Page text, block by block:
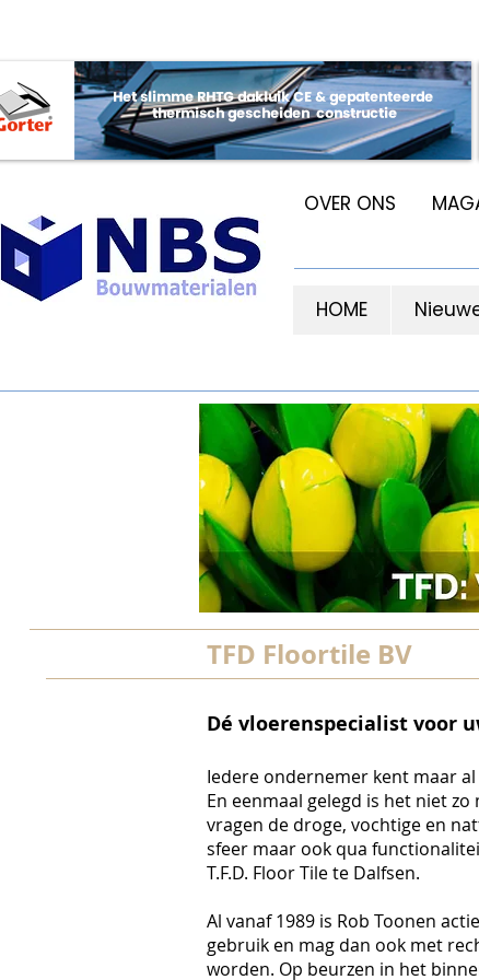
OVER ONS
HOME
TFD Floortile BV
Dé vloerenspecialist voor
Iedere ondernemer kent maar
En eenmaal gelegd is het niet
vragen de droge, vochtige en
sfeer maar ook qua
T.F.D. Floor Tile te Dalfsen.
Al vanaf 1989 is Rob Toonen
gebruik en mag dan ook met
worden. Op beurzen in het